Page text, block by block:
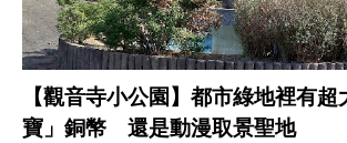
【觀音寺小公園】都市綠地裡有
寶」銅幣 還是動漫取景聖地